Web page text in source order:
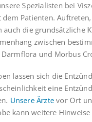
Spezialisten bei
Patienten.
die grundsätzliche
zwischen
und Morbus
lassen sich die
eine
Unsere Ärzte vor Ort
kann weitere